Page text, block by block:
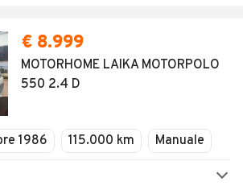
€ 8.999
MOTORHOME LAIKA MOTORPOLO
550 2.4 D
1986 115.000 km Manuale